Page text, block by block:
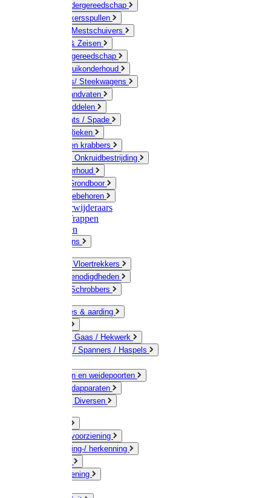
Hand-/ Kindergereedschap
Stratenmakersspullen
Sneeuw- / Mestschuivers
Baggeren & Zeisen
Elektrisch gereedschap
Boom / Struikonderhoud
Kruiwagens/ Steekwagens
Stelen / Handvaten
Tuinhulpmiddelen
Schop / Bats / Spade
Vorken & Rieken
Cultivator en krabbers
Schoffels / Onkruidbestrijding
Gazononderhoud
Hamers / Grondboor
Sledes / toebehoren
Onkruidverwijderaars
Ladders / Trappen
Werkbanken
Betonmolens
Bezems & Vloertrekkers
Schildersbenodigdheden
Borstels / Schrobbers
Accessoires & aarding
Geleiders / Gaas / Hekwerk
Verbinders / Spanners / Haspels
Doorgangen en weidepoorten
Schrikdraadapparaten
Afrastering Diversen
Drinkwatervoorziening
Veemarkering-/ herkenning
Voervoorziening